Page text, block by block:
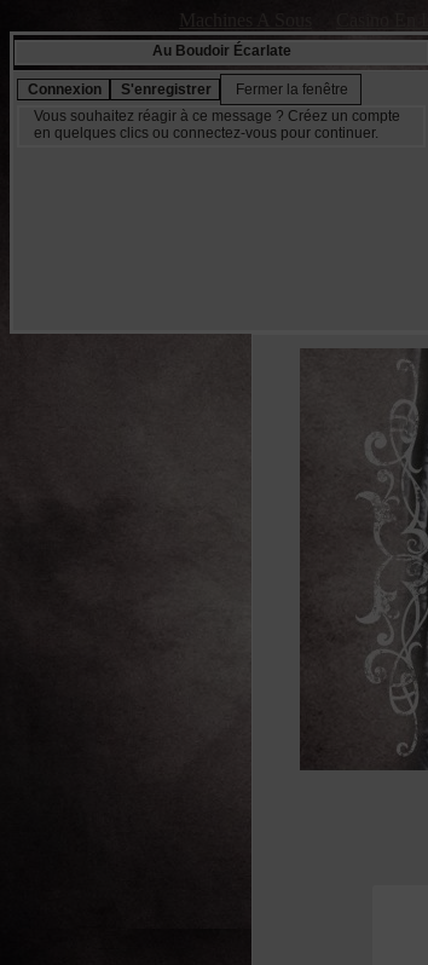
Machines A Sous
Au Boudoir Écarlate
Vous souhaitez réagir à ce message ? Créez un compte
en quelques clics ou connectez-vous pour continuer.